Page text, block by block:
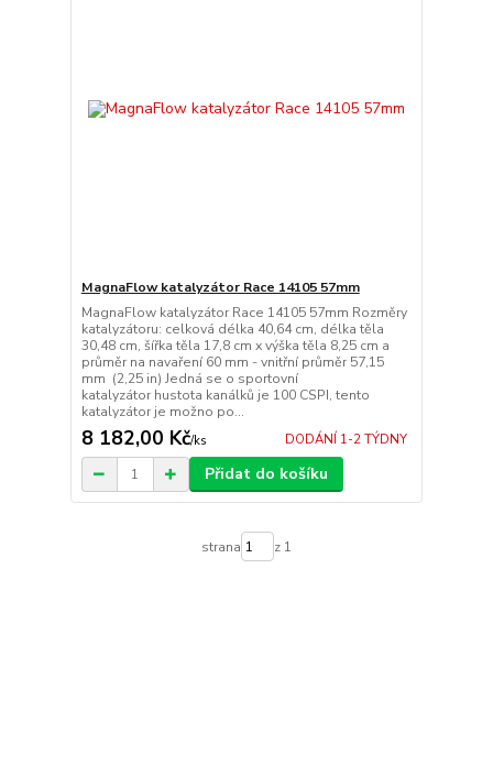
MagnaFlow katalyzátor Race 14105 57mm
MagnaFlow katalyzátor Race 14105 57mm Rozměry
katalyzátoru: celková délka 40,64 cm, délka těla
30,48 cm, šířka těla 17,8 cm x výška těla 8,25 cm a
průměr na navaření 60 mm - vnitřní průměr 57,15
mm (2,25 in) Jedná se o sportovní
katalyzátor hustota kanálků je 100 CSPI, tento
katalyzátor je možno po...
8 182,00 Kč/ks DODÁNÍ 1-2 TÝDNY
Přidat do košíku
strana z 1